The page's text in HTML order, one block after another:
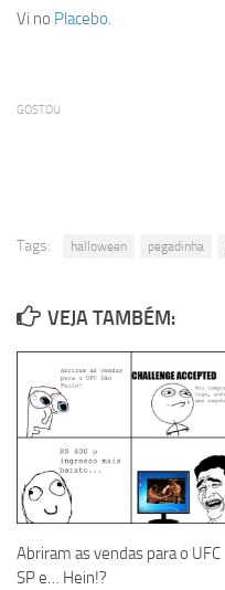
Vi no Placebo.
GOSTOU
Tags: halloween pegadinha
VEJA TAMBÉM:
Abriram as vendas para o UFC
SP e… Hein!?